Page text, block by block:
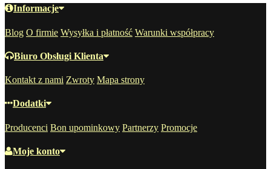
Informacje
Blog O firmie Wysyłka i płatność Warunki współpracy
Biuro Obsługi Klienta
Kontakt z nami Zwroty Mapa strony
Dodatki
Producenci Bon upominkowy Partnerzy Promocje
Moje konto